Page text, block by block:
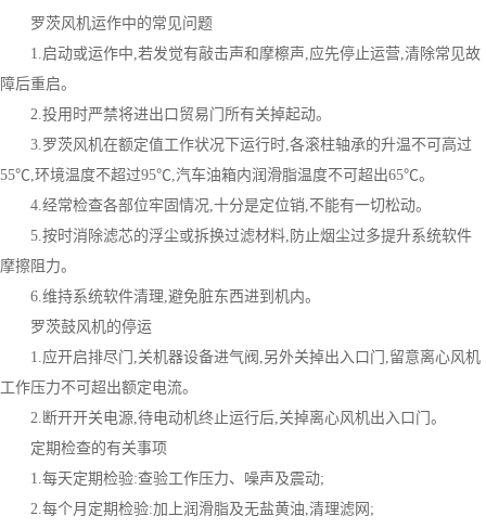
罗茨风机运作中的常见问题
1.启动或运作中,若发觉有敲击声和摩檫声,应先停止运营,清除常见故
障后重启。
2.投用时严禁将进出口贸易门所有关掉起动。
3.罗茨风机在额定值工作状况下运行时,各滚柱轴承的升温不可高过
55℃,环境温度不超过95℃,汽车油箱内润滑脂温度不可超出65℃。
4.经常检查各部位牢固情况,十分是定位销,不能有一切松动。
5.按时消除滤芯的浮尘或拆换过滤材料,防止烟尘过多提升系统软件
摩擦阻力。
6.维持系统软件清理,避免脏东西进到机内。
罗茨鼓风机的停运
1.应开启排尽门,关机器设备进气阀,另外关掉出入口门,留意离心风机
工作压力不可超出额定电流。
2.断开开关电源,待电动机终止运行后,关掉离心风机出入口门。
定期检查的有关事项
1.每天定期检验:查验工作压力、噪声及震动;
2.每个月定期检验:加上润滑脂及无盐黄油,清理滤网;